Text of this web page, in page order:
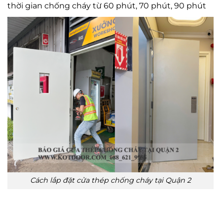
thời gian chống cháy từ 60 phút, 70 phút, 90 phút
Cách lắp đặt cửa thép chống cháy tại Quận 2